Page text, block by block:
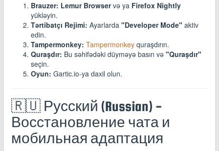
Brauzer: Lemur Browservə ya Firefox Nightly
yükləyin.
Tərtibatçı Rejimi: Ayarlarda "Developer Mode" aktiv
edin.
Tampermonkey: Tampermonkey quraşdırın.
Quraşdır: Bu səhifədəki düyməyə basın və "Quraşdır"
seçin.
Oyun: Gartic.io-ya daxil olun.
🇷🇺 Русский (Russian) -
Восстановление чата и
мобильная адаптация